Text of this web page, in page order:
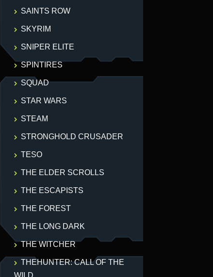
SAINTS ROW
SKYRIM
SNIPER ELITE
SPINTIRES
SQUAD
STAR WARS
STEAM
STRONGHOLD CRUSADER
TESO
THE ELDER SCROLLS
THE ESCAPISTS
THE FOREST
THE LONG DARK
THE WITCHER
THEHUNTER: CALL OF THE
WILD